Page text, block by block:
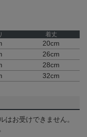
着丈
20cm
26cm
28cm
32cm
はお受けできません。